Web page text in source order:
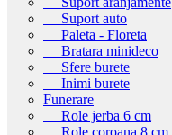
Suport auto
Paleta - Floreta
Bratara minideco
Sfere burete
Inimi burete
Funerare
Role jerba 6 cm
Role coroana 8 cm